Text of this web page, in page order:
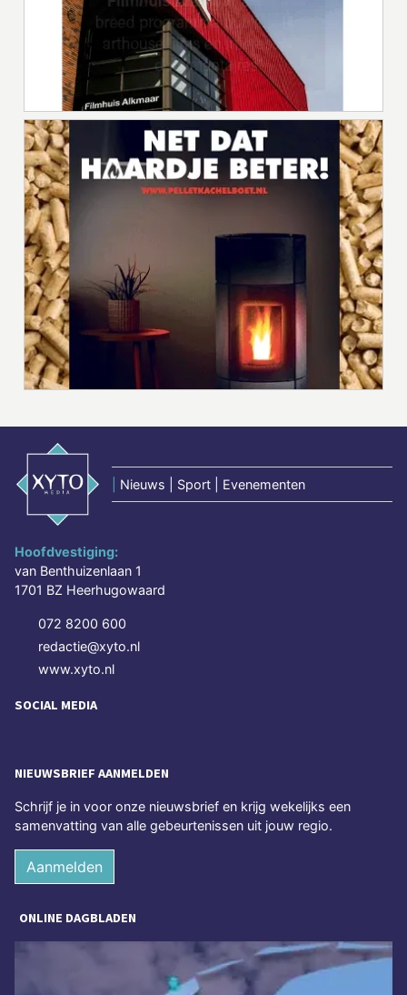
Nieuws | Sport | Evenementen
Hoofdvestiging:
van Benthuizenlaan 1
1701 BZ Heerhugowaard
072 8200 600
redactie@xyto.nl
www.xyto.nl
SOCIAL MEDIA
NIEUWSBRIEF AANMELDEN
Schrijf je in voor onze nieuwsbrief en krijg wekelijks een
samenvatting van alle gebeurtenissen uit jouw regio.
Aanmelden
ONLINE DAGBLADEN